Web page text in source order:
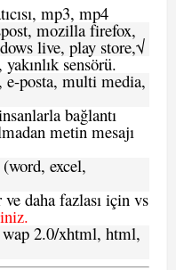
mp3, mp4
mozilla firefox,
live, play store,√
sensörü.
e-posta, multi media,
bağlantı
metin mesajı
excel,
daha fazlası için vs
wap 2.0/xhtml, html,